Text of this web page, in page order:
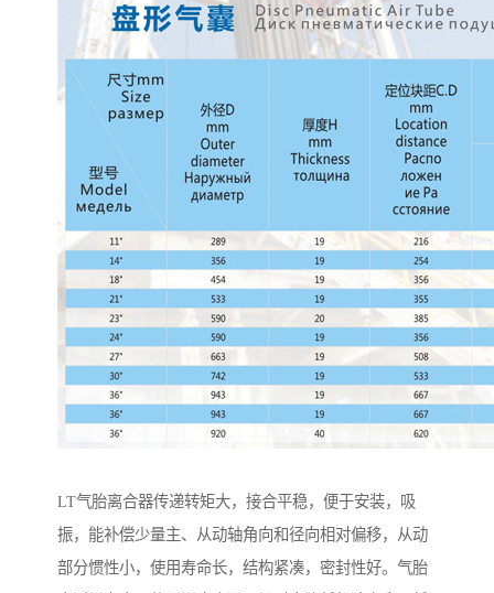
LT气胎离合器传递转矩大，接合平稳，便于安装，吸
振，能补偿少量主、从动轴角向和径向相对偏移，从动
部分惯性小，使用寿命长，结构紧凑，密封性好。气胎